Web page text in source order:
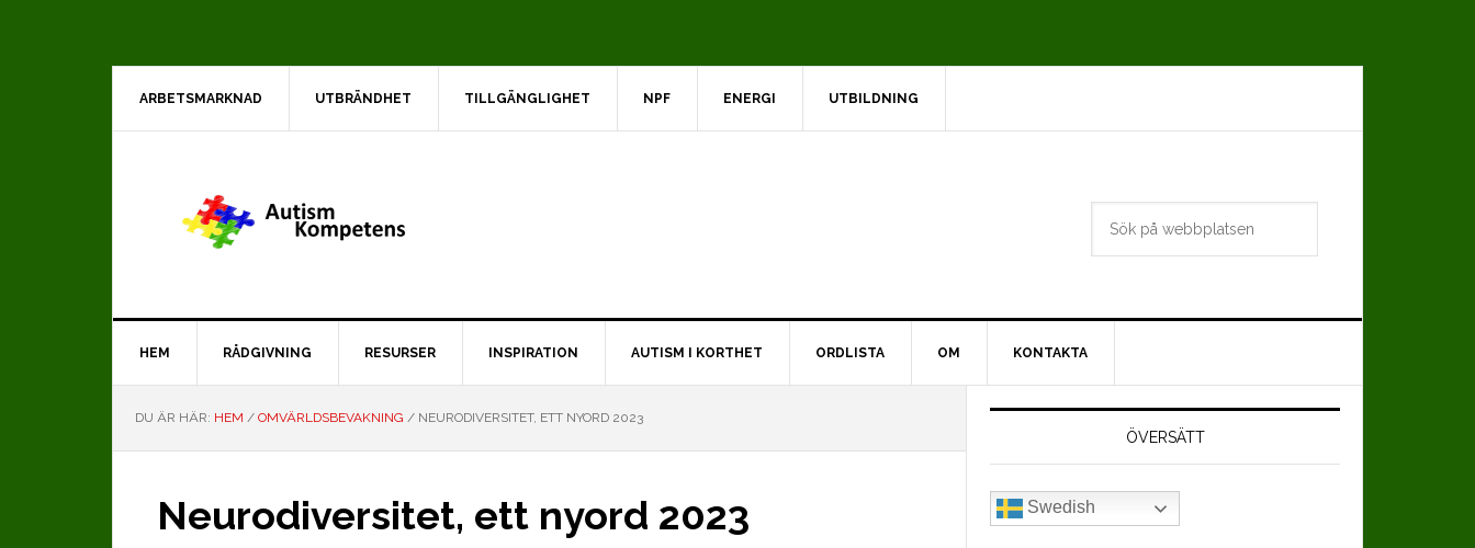
huvudnavigering
ARBETSMARKNAD UTBRÄNDHET TILLGÄNGLIGHET NPF ENERGI UTBILDNING
HEM RÅDGIVNING RESURSER INSPIRATION AUTISM I KORTHET ORDLISTA OM KONTAKTA
DU ÄR HÄR: HEM / OMVÄRLDSBEVAKNING / NEURODIVERSITET, ETT NYORD 2023
Neurodiversitet, ett nyord 2023
Primärt
ÖVERSÄTT
Swedish